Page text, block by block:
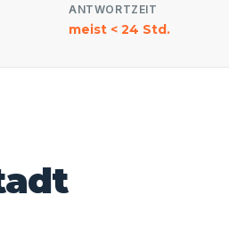
ANTWORTZEIT
meist < 24 Std.